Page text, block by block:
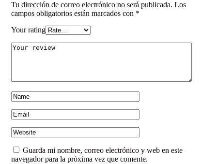
Tu dirección de correo electrónico no será publicada. Los
campos obligatorios están marcados con *
Your rating
Guarda mi nombre, correo electrónico y web en este
navegador para la próxima vez que comente.